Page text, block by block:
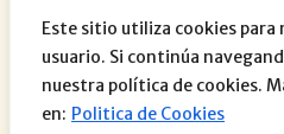
Este sitio utiliza cookies para
usuario. Si continúa
nuestra política de cookies.
en: Politica de Cookies